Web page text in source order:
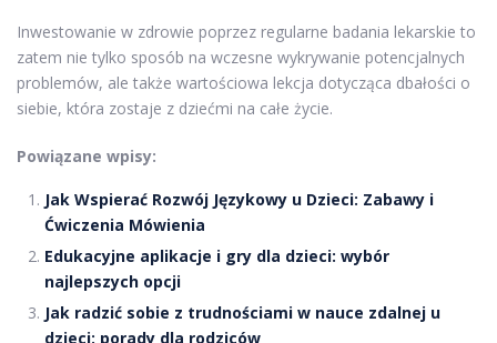
Inwestowanie w zdrowie poprzez regularne badania lekarskie to
zatem nie tylko sposób na wczesne wykrywanie potencjalnych
problemów, ale także wartościowa lekcja dotycząca dbałości o
siebie, która zostaje z dziećmi na całe życie.
Powiązane wpisy:
Jak Wspierać Rozwój Językowy u Dzieci: Zabawy i
Ćwiczenia Mówienia
Edukacyjne aplikacje i gry dla dzieci: wybór
najlepszych opcji
Jak radzić sobie z trudnościami w nauce zdalnej u
dzieci: porady dla rodziców